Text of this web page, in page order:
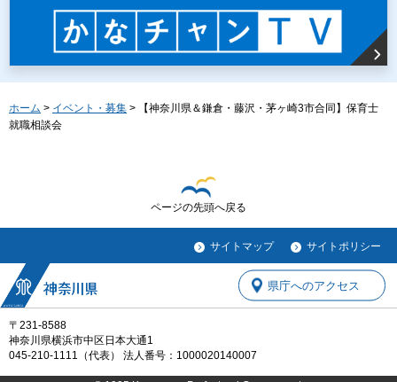
ホーム > イベント・募集 > 【神奈川県＆鎌倉・藤沢・茅ヶ崎3市合同】保育士
就職相談会
ページの先頭へ戻る
サイトマップ サイトポリシー
〒231-8588
神奈川県横浜市中区日本大通1
045-210-1111（代表） 法人番号：1000020140007
県庁へのアクセス